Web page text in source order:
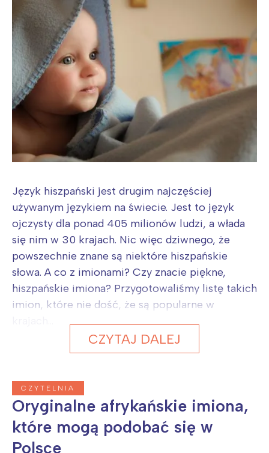
Język hiszpański jest drugim najczęściej
używanym językiem na świecie. Jest to język
ojczysty dla ponad 405 milionów ludzi, a włada
się nim w 30 krajach. Nic więc dziwnego, że
powszechnie znane są niektóre hiszpańskie
słowa. A co z imionami? Czy znacie piękne,
hiszpańskie imiona? Przygotowaliśmy listę takich
imion, które nie dość, że są popularne w
CZYTAJ DALEJ
CZYTELNIA
Oryginalne afrykańskie imiona,
które mogą podobać się w
Polsce